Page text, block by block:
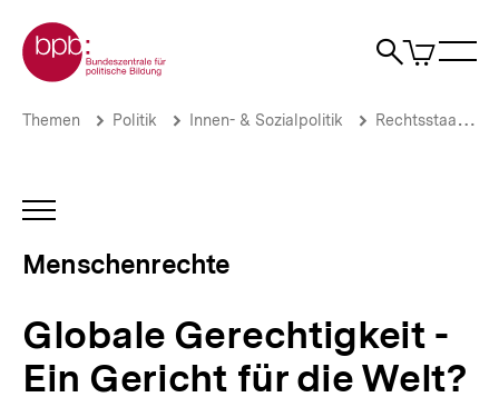
zum
Seiteninhalt
springen
Zur Startseite der bpb
Suche
Artikel
im
Globale
Gericht
für
Welt?
bpb.de
Brotkrümelnavigation
Pfadnavigation
Themen Politik Innen- & Sozialpolitik Rechtsstaat & Justiz
INHALTSNAVIGATION
Menschenrechte
Globale Gerechtigkeit -
Ein Gericht für die Welt?